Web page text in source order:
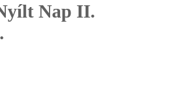
Nap II.